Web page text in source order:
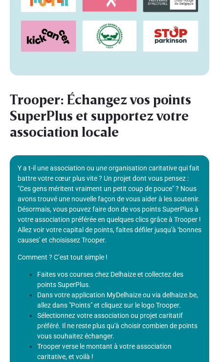
Trooper: Échangez vos points
SuperPlus et supportez votre
association locale
Y a t-il une association ou une organisation caritative qui fait
battre votre cœur plus vite ? Un projet dont vous pensez :
"Ces gens méritent vraiment un petit coup de pouce" ? Nous
avons trouvé une nouvelle façon de vous aider à les soutenir.
Désormais, vous pouvez faire don de vos points SuperPlus à
votre association préférée en quelques clics grâce à Trooper !
Allez voir votre capital de points, faites défiler jusqu'à ‘bonnes
causes' et choisissez Trooper.
Comment ? C’est tout simple !
Faites vos courses chez Delhaize et collectez des
points SuperPlus.
Dans votre application MyDelhaize ou via delhaize.be,
allez dans "Points" et cliquez sur le logo Trooper.
Sélectionnez votre association ou projet caritatif
préféré. Il ne reste plus qu'à choisir combien de points
vous souhaitez échanger.
Trooper verse le montant à votre association
caritative, et voilà !